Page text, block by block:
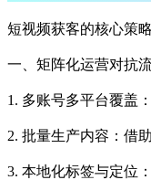
短视频获客的核心策
一、矩阵化运营对抗
1. 多账号多平台覆盖
2. 批量生产内容：借
3. 本地化标签与定位